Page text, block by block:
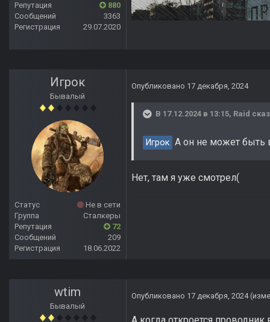
Репутация
880
Сообщений
3363
Регистрация
29.07.2020
Игрок
Бывалый
Статус
Не в сети
Группа
Сталкеры
Репутация
72
Сообщений
209
Регистрация
18.06.2022
Опубликовано 17 декабря, 2024
В 17.12.2024 в 13:15, Raid
Игрок А он не может быть
Нет, там я уже смотрел(
wtim
Бывалый
Опубликовано 17 декабря, 2024